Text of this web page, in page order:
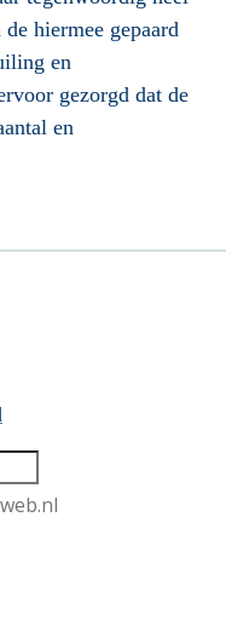
hiermee gepaard
en
gezorgd dat de
en